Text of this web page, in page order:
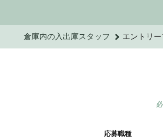
倉庫内の入出庫スタッフ エントリ
応募職種